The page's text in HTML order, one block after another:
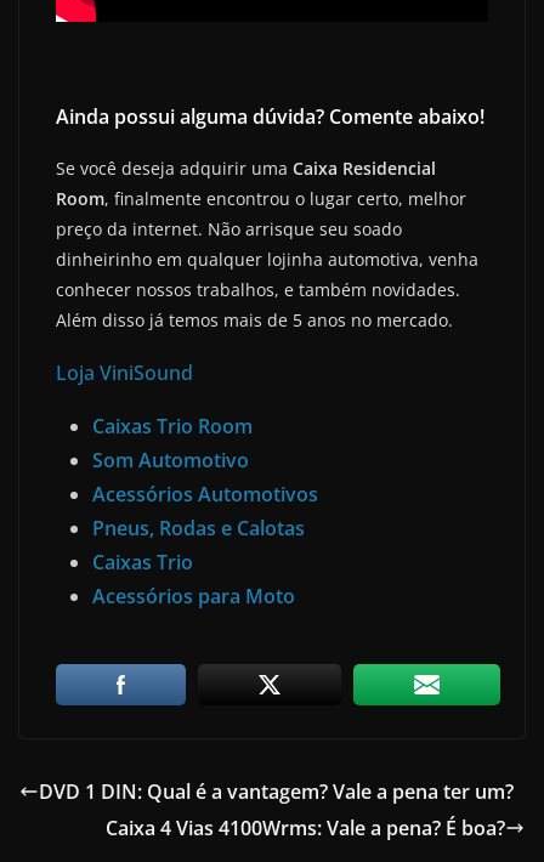
Ainda possui alguma dúvida? Comente abaixo!
Se você deseja adquirir uma Caixa Residencial
Room, finalmente encontrou o lugar certo, melhor
preço da internet. Não arrisque seu soado
dinheirinho em qualquer lojinha automotiva, venha
conhecer nossos trabalhos, e também novidades.
Além disso já temos mais de 5 anos no mercado.
Loja ViniSound
Caixas Trio Room
Som Automotivo
Acessórios Automotivos
Pneus, Rodas e Calotas
Caixas Trio
Acessórios para Moto
DVD 1 DIN: Qual é a vantagem? Vale a pena ter um?
Caixa 4 Vias 4100Wrms: Vale a pena? É boa?